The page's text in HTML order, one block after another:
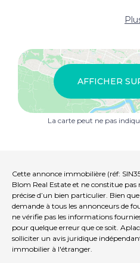
AFFICHER
La carte peut ne pas
Cette annonce immobilière (réf:
Blom Real Estate et ne constitue
précise d’un bien particulier. Bien
demande à tous les annonceurs de
ne vérifie pas les informations
pour quelque erreur que ce soit.
solliciter un avis juridique
immobilier à l'étranger.